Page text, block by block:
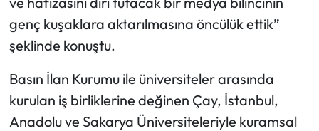
genç kuşaklara aktarılmasına öncülük ettik”
şeklinde konuştu.
Basın İlan Kurumu ile üniversiteler arasında
kurulan iş birliklerine değinen Çay, İstanbul,
Anadolu ve Sakarya Üniversiteleriyle kuramsal